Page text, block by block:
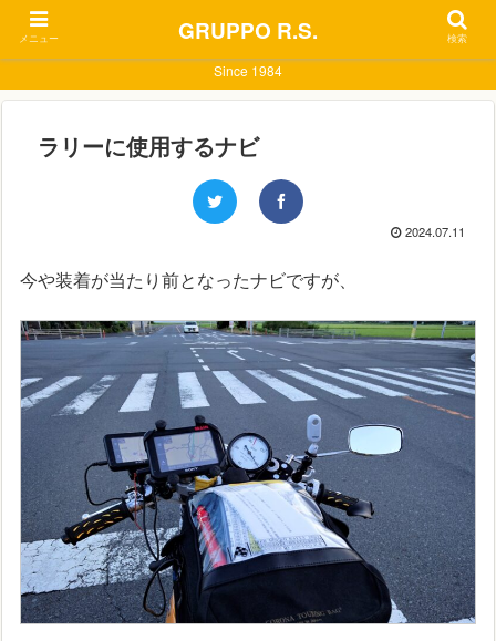
Since 1984
ラリーに使用するナビ
2024.07.11
今や装着が当たり前となったナビですが、
メニュー GRUPPO R.S. 検索